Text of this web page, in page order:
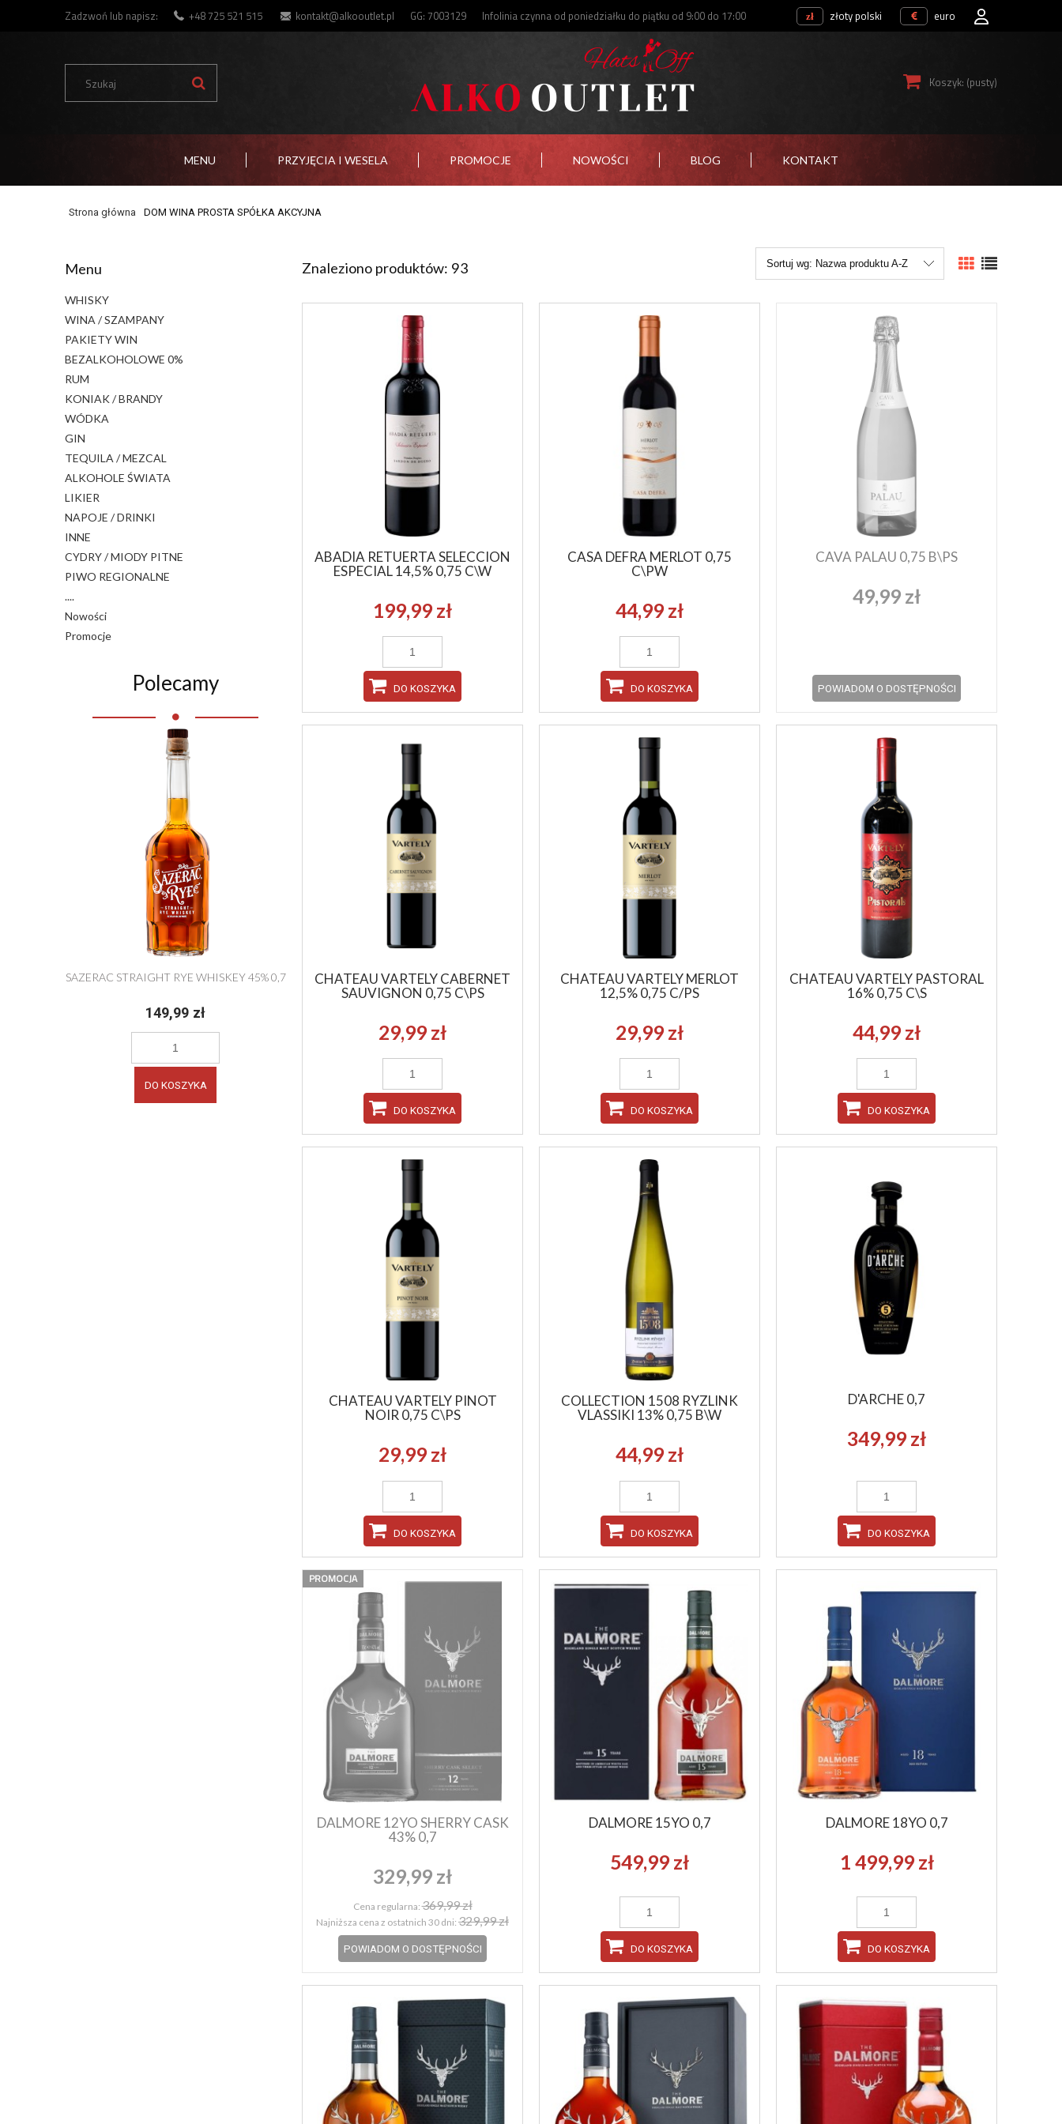
Zadzwoń lub napisz: +48 725 521 515 kontakt@alkooutlet.pl GG: 7003129 Infolinia czynna od poniedziałku do piątku od 9:00 do 17:00 złoty polski euro
Koszyk: (pusty)
MENU PRZYJĘCIA I WESELA PROMOCJE NOWOŚCI BLOG KONTAKT
Strona główna DOM WINA PROSTA SPÓŁKA AKCYJNA
Menu
WHISKY
WINA / SZAMPANY
PAKIETY WIN
BEZALKOHOLOWE 0%
RUM
KONIAK / BRANDY
WÓDKA
GIN
TEQUILA / MEZCAL
ALKOHOLE ŚWIATA
LIKIER
NAPOJE / DRINKI
INNE
CYDRY / MIODY PITNE
PIWO REGIONALNE
....
Nowości
Promocje
Polecamy
SAZERAC STRAIGHT RYE WHISKEY 45% 0,7
149,99 zł
DO KOSZYKA
HIGHLAND PARK 12YO 0,7 BIG PEAT 46% 0,7
MACALLAN 12YO SHERRY OAK CASK 40%
Znaleziono produktów: 93 Sortuj wg: Nazwa produktu A-Z
ABADIA RETUERTA SELECCION
ESPECIAL 14,5% 0,75 C\W
199,99 zł
DO KOSZYKA
CASA DEFRA MERLOT 0,75
C\PW
44,99 zł
DO KOSZYKA
CAVA PALAU 0,75 B\PS
49,99 zł
POWIADOM O DOSTĘPNOŚCI
CHATEAU VARTELY CABERNET
SAUVIGNON 0,75 C\PS
29,99 zł
DO KOSZYKA
CHATEAU VARTELY MERLOT
12,5% 0,75 C/PS
29,99 zł
DO KOSZYKA
CHATEAU VARTELY PASTORAL
16% 0,75 C\S
44,99 zł
DO KOSZYKA
CHATEAU VARTELY PINOT
NOIR 0,75 C\PS
29,99 zł
DO KOSZYKA
COLLECTION 1508 RYZLINK
VLASSIKI 13% 0,75 B\W
44,99 zł
DO KOSZYKA
D'ARCHE 0,7
349,99 zł
DO KOSZYKA
DALMORE 12YO SHERRY CASK
43% 0,7
329,99 zł
Cena regularna:369,99 zł
Najniższa cena z ostatnich 30 dni: 329,99 zł
POWIADOM O DOSTĘPNOŚCI
PROMOCJA
DALMORE 15YO 0,7
549,99 zł
DO KOSZYKA
DALMORE 18YO 0,7
1 499,99 zł
DO KOSZYKA